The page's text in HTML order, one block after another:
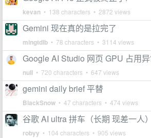
kevan • 138 characters • 2872 views
Gemini 现在真的是拉完了
mingtdlb • 78 characters • 3114 views
Google AI Studio 网页 GPU 占用
nuII • 720 characters • 647 views
gemini daily brief 平替
BlackSnow • 47 characters • 474 views
谷歌 AI ultra 拼车（长期 现差一人）
robyy • 104 characters • 905 views